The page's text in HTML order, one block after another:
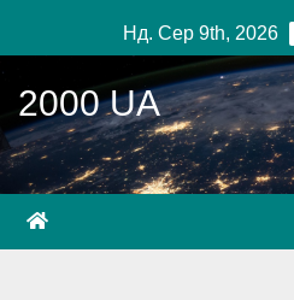
до
вмісту
Нд. Сер 9th, 2026
2000 UA